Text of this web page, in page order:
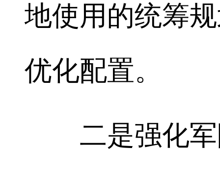
地使用的统筹
优化配置。
二是强化军